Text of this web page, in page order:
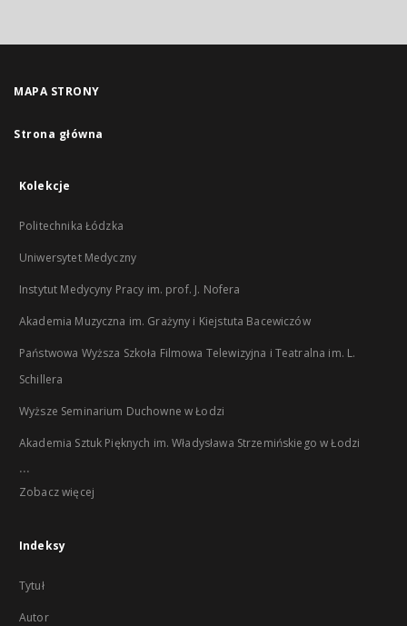
MAPA STRONY
Strona główna
Kolekcje
Politechnika Łódzka
Uniwersytet Medyczny
Instytut Medycyny Pracy im. prof. J. Nofera
Akademia Muzyczna im. Grażyny i Kiejstuta Bacewiczów
Państwowa Wyższa Szkoła Filmowa Telewizyjna i Teatralna im. L.
Schillera
Wyższe Seminarium Duchowne w Łodzi
Akademia Sztuk Pięknych im. Władysława Strzemińskiego w Łodzi
...
Zobacz więcej
Indeksy
Tytuł
Autor